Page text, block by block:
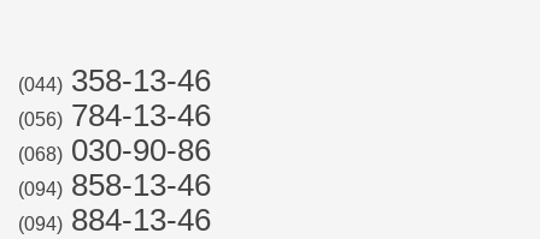
(044) 358-13-46
(056) 784-13-46
(068) 030-90-86
(094) 858-13-46
(094) 884-13-46